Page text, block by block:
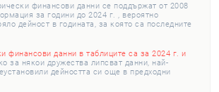
финансови данни се поддържат от 2008
за години до 2024 г. , вероятно
дейност в годината, за която са последните
финансови данни в таблиците са за 2024 г. и
за някои дружества липсват данни, най-
дейността си още в предходни